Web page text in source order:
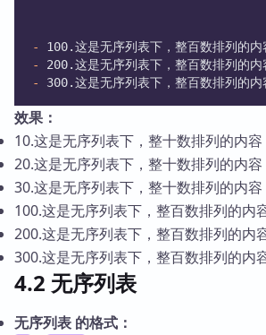
-
100.这是无序列表下，整百数排列的内
-
200.这是无序列表下，整百数排列的内
-
300.这是无序列表下，整百数排列的内
效果：
10.这是无序列表下，整十数排列的内容
20.这是无序列表下，整十数排列的内容
30.这是无序列表下，整十数排列的内容
100.这是无序列表下，整百数排列的内
200.这是无序列表下，整百数排列的内
300.这是无序列表下，整百数排列的内
4.2 无序列表
无序列表 的格式：